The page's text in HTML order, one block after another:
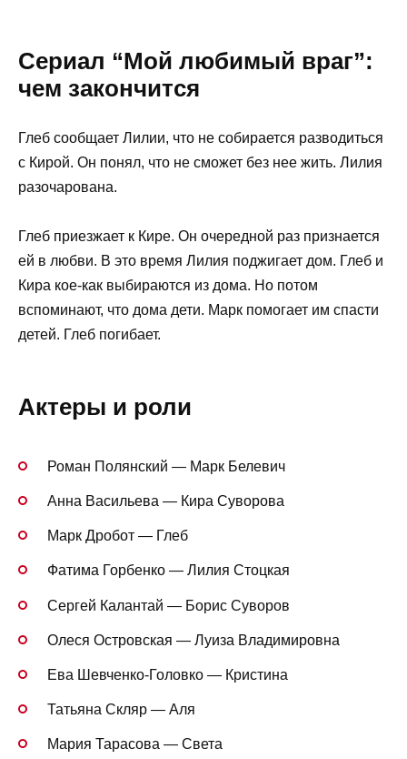
Сериал “Мой любимый враг”:
чем закончится
Глеб сообщает Лилии, что не собирается разводиться
с Кирой. Он понял, что не сможет без нее жить. Лилия
разочарована.
Глеб приезжает к Кире. Он очередной раз признается
ей в любви. В это время Лилия поджигает дом. Глеб и
Кира кое-как выбираются из дома. Но потом
вспоминают, что дома дети. Марк помогает им спасти
детей. Глеб погибает.
Актеры и роли
Роман Полянский — Марк Белевич
Анна Васильева — Кира Суворова
Марк Дробот — Глеб
Фатима Горбенко — Лилия Стоцкая
Сергей Калантай — Борис Суворов
Олеся Островская — Луиза Владимировна
Ева Шевченко-Головко — Кристина
Татьяна Скляр — Аля
Мария Тарасова — Света